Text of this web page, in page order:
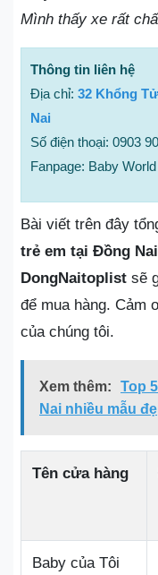
Mình thấy xe rất
Thông tin liên hệ
Địa chỉ: 32 Khổng
Nai
Số điện thoại: 0903
Fanpage: Baby
Bài viết trên đây
trẻ em tại Đồng Nai
DongNaitoplist sẽ
để mua hàng. Cảm
của chúng tôi.
Xem thêm:
Top
Nai nhiều mẫu
Tên cửa hàng
Baby của Tôi